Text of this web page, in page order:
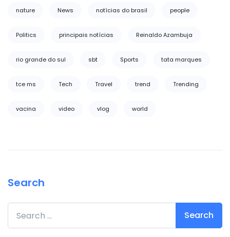
nature News notícias do brasil people
Politics principais notícias Reinaldo Azambuja
rio grande do sul sbt Sports tata marques
tce ms Tech Travel trend Trending
vacina video vlog world
Search
Search for: